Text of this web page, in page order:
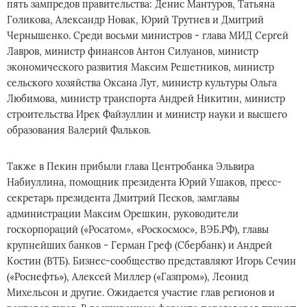
пять зампредов правительства: Денис Мантуров, Татьяна
Голикова, Александр Новак, Юрий Трутнев и Дмитрий
Чернышенко. Среди восьми министров - глава МИД Сергей
Лавров, министр финансов Антон Силуанов, министр
экономического развития Максим Решетников, министр
сельского хозяйства Оксана Лут, министр культуры Ольга
Любимова, министр транспорта Андрей Никитин, министр
строительства Ирек Файзуллин и министр науки и высшего
образования Валерий Фальков.
Также в Пекин прибыли глава Центробанка Эльвира
Набиуллина, помощник президента Юрий Ушаков, пресс-
секретарь президента Дмитрий Песков, замглавы
администрации Максим Орешкин, руководители
госкорпораций («Росатом», «Роскосмос», ВЭБ.РФ), главы
крупнейших банков - Герман Греф (Сбербанк) и Андрей
Костин (ВТБ). Бизнес-сообщество представляют Игорь Сечин
(«Роснефть»), Алексей Миллер («Газпром»), Леонид
Михельсон и другие. Ожидается участие глав регионов и